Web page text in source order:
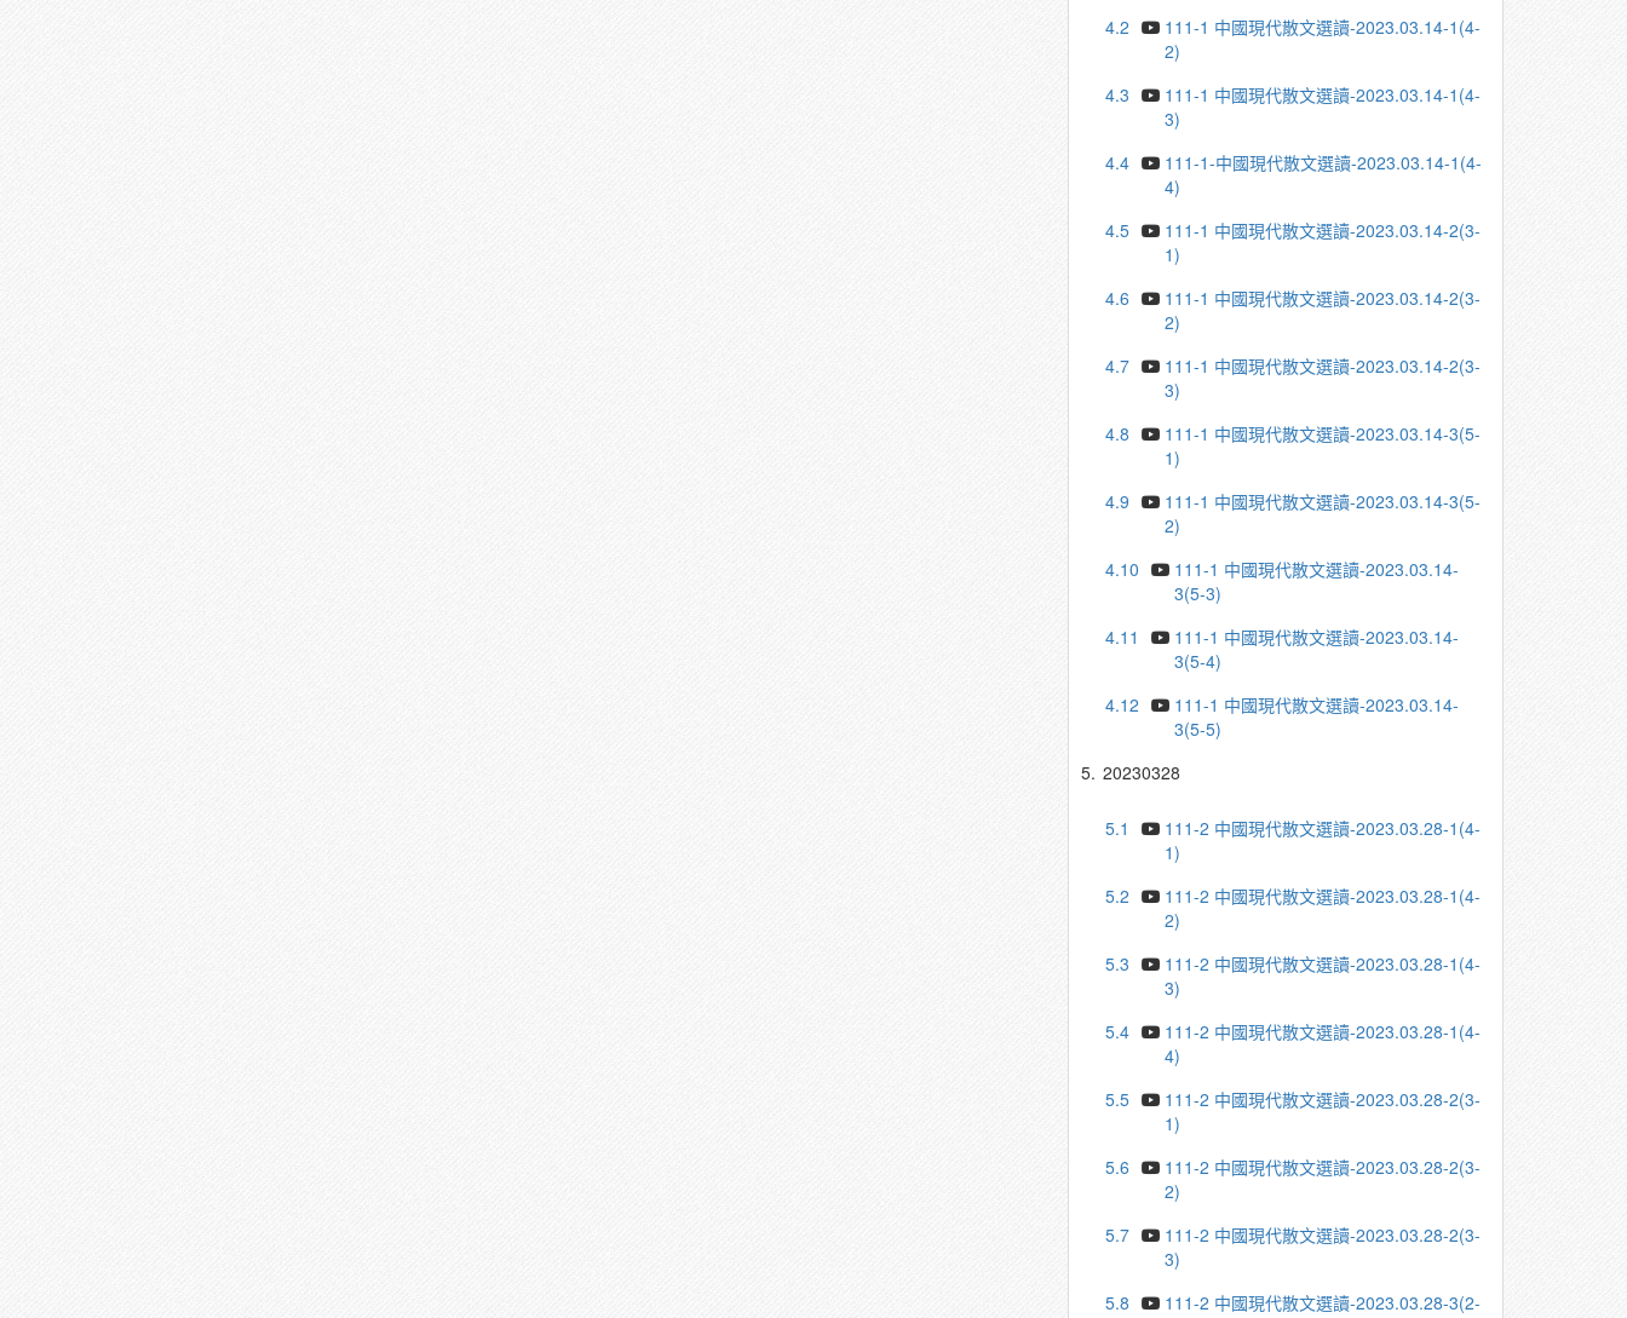
4.2
111-1 中國現代散文選讀-2023.03.14-1(4-
2)
4.3
111-1 中國現代散文選讀-2023.03.14-1(4-
3)
4.4
111-1-中國現代散文選讀-2023.03.14-1(4-
4)
4.5
111-1 中國現代散文選讀-2023.03.14-2(3-
1)
4.6
111-1 中國現代散文選讀-2023.03.14-2(3-
2)
4.7
111-1 中國現代散文選讀-2023.03.14-2(3-
3)
4.8
111-1 中國現代散文選讀-2023.03.14-3(5-
1)
4.9
111-1 中國現代散文選讀-2023.03.14-3(5-
2)
4.10
111-1 中國現代散文選讀-2023.03.14-
3(5-3)
4.11
111-1 中國現代散文選讀-2023.03.14-
3(5-4)
4.12
111-1 中國現代散文選讀-2023.03.14-
3(5-5)
5. 20230328
5.1
111-2 中國現代散文選讀-2023.03.28-1(4-
1)
5.2
111-2 中國現代散文選讀-2023.03.28-1(4-
2)
5.3
111-2 中國現代散文選讀-2023.03.28-1(4-
3)
5.4
111-2 中國現代散文選讀-2023.03.28-1(4-
4)
5.5
111-2 中國現代散文選讀-2023.03.28-2(3-
1)
5.6
111-2 中國現代散文選讀-2023.03.28-2(3-
2)
5.7
111-2 中國現代散文選讀-2023.03.28-2(3-
3)
5.8
111-2 中國現代散文選讀-2023.03.28-3(2-